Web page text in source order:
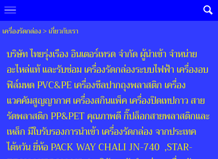
เครื่องรัดกล่อง>เกี่ยวกับเรา
บริษัท ไทยรุ่งเรือง อินเตอร์เทรด จำกัด ผู้นำเข้า จำหน่าย
อะไหล่แท้ และรับซ่อม เครื่องรัดกล่องระบบไฟฟ้า เครื่องอบ
ฟิล์มหด PVC&PE เครื่องซีลปากถุงพลาสติก เครื่อง
แวคคัมสูญญากาศ เครื่องสกินแพ็ค เครื่องปิดเทปกาว สาย
รัดพลาสติก PP&PET คุณภาพดี กิ๊ปล็อกสายพลาสติกและ
เหล็ก มีใบรับรองการนำเข้า เครื่องรัดกล่อง จากประเทค
ไต้หวัน ยี่ห้อ PACK WAY CHALI JN-740 ,STAR-